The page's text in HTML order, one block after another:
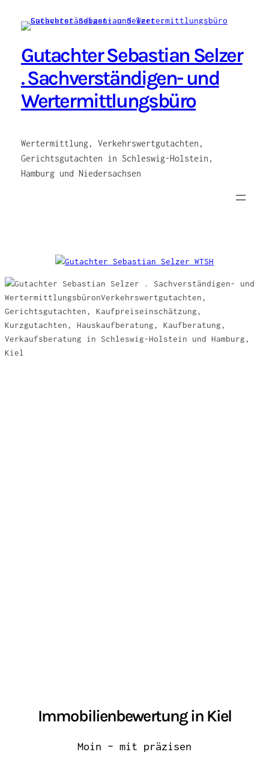
Inhalt
Gutachter Sebastian Selzer
. Sachverständigen- und
Wertermittlungsbüro
Wertermittlung, Verkehrswertgutachten,
Gerichtsgutachten in Schleswig-Holstein,
Hamburg und Niedersachsen
Immobilienbewertung in Kiel
Moin – mit präzisen